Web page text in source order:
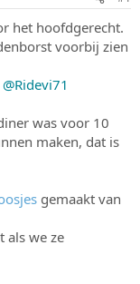
het hoofdgerecht.
voorbij zien
@Ridevi71
was voor 10
maken, dat is
gemaakt van
als we ze